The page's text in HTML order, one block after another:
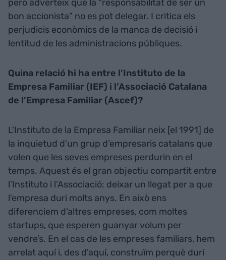
però adverteix que la “responsabilitat de ser un
bon accionista” no es pot delegar. I critica els
perjudicis econòmics de la manca de decisió i
lentitud de les administracions públiques.
Quina relació hi ha entre l’Instituto de la
Empresa Familiar (IEF) i l’Associació Catalana
de l’Empresa Familiar (Ascef)?
L'Instituto de la Empresa Familiar neix [el 1991] de
la inquietud d’un grup d’empresaris catalans que
volen que les seves empreses perdurin en el
temps. Aquest és el gran objectiu compartit entre
l’Instituto i l’Associació: deixar un llegat per a que
l'empresa duri molts anys. En això ens
diferenciem d'altres empreses, com moltes
startups, que esperen guanyar volum per
vendre’s. En el cas de les empreses familiars, hem
arrelat aquí i, des d'aquí, construïm perquè duri